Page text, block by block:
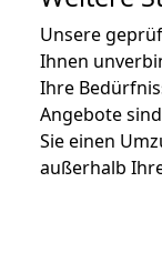
Unsere
Ihnen
Ihre
Angebote
Sie einen
außerhalb